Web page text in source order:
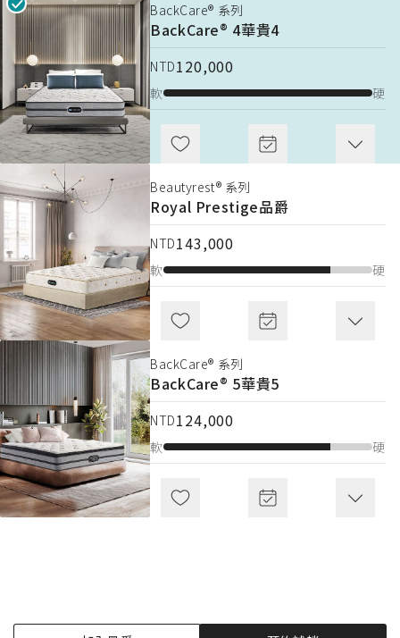
Beautyrest® 系列
Royal Prestige品爵
NTD143,000
軟 硬
BackCare® 系列
BackCare® 4華貴4
NTD120,000
軟 硬
BackCare® 系列
BackCare® 5華貴5
NTD124,000
軟 硬
Advanced S6000
NTD169,000
NTD109,999
軟 硬
BackCare® 系列
BackCare® 4華貴4
NTD120,000
軟 硬
Beautyrest® 系列
Royal Prestige品爵
NTD143,000
軟 硬